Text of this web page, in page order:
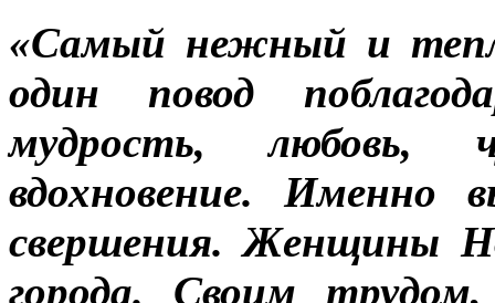
«Самый нежный и
один повод
мудрость, любовь,
вдохновение. Именно
свершения. Женщины
города. Своим